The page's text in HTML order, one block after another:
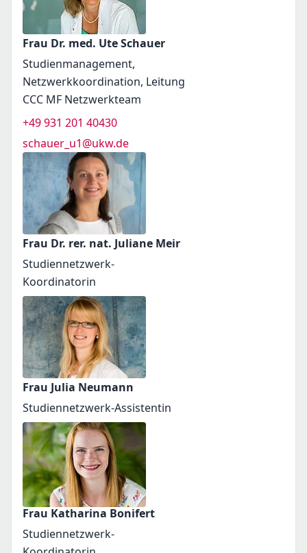
Frau Dr. med. Ute Schauer
Studienmanagement,
Netzwerkkoordination, Leitung
CCC MF Netzwerkteam
+49 931 201 40430
schauer_u1@ukw.de
Frau Dr. rer. nat. Juliane Meir
Studiennetzwerk-
Koordinatorin
Frau Julia Neumann
Studiennetzwerk-Assistentin
Frau Katharina Bonifert
Studiennetzwerk-